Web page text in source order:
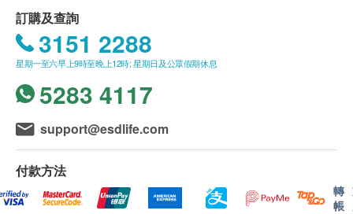
馬奶
羊奶
雞蛋
海鮮類
鯡魚
帶子
龍蝦
鯖魚
最新一代的免疫球蛋白E (IgE)過敏測試
突破性分子過敏原 測試技術
只需1-2毫升血液
測試超過95％可避免的致敏原
樣本由意大利團隊進行測試及分析
過敏原分子研究始於1983年
關於Faber的科研文獻 (38篇)
訂購及查詢
3151 2288
星期一至六早上9時至晚上12時; 星期日及公眾假期休息
5283 4117
support@esdlife.com
付款方法
轉
帳